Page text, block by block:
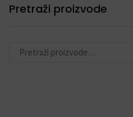
Pretraži proizvode